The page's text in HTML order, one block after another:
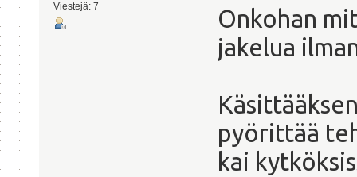
Viestejä: 7
Onkohan
jakelua
pyörittää
kai